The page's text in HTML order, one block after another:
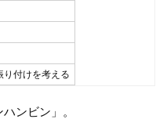
り付けを考える
ンビン」。